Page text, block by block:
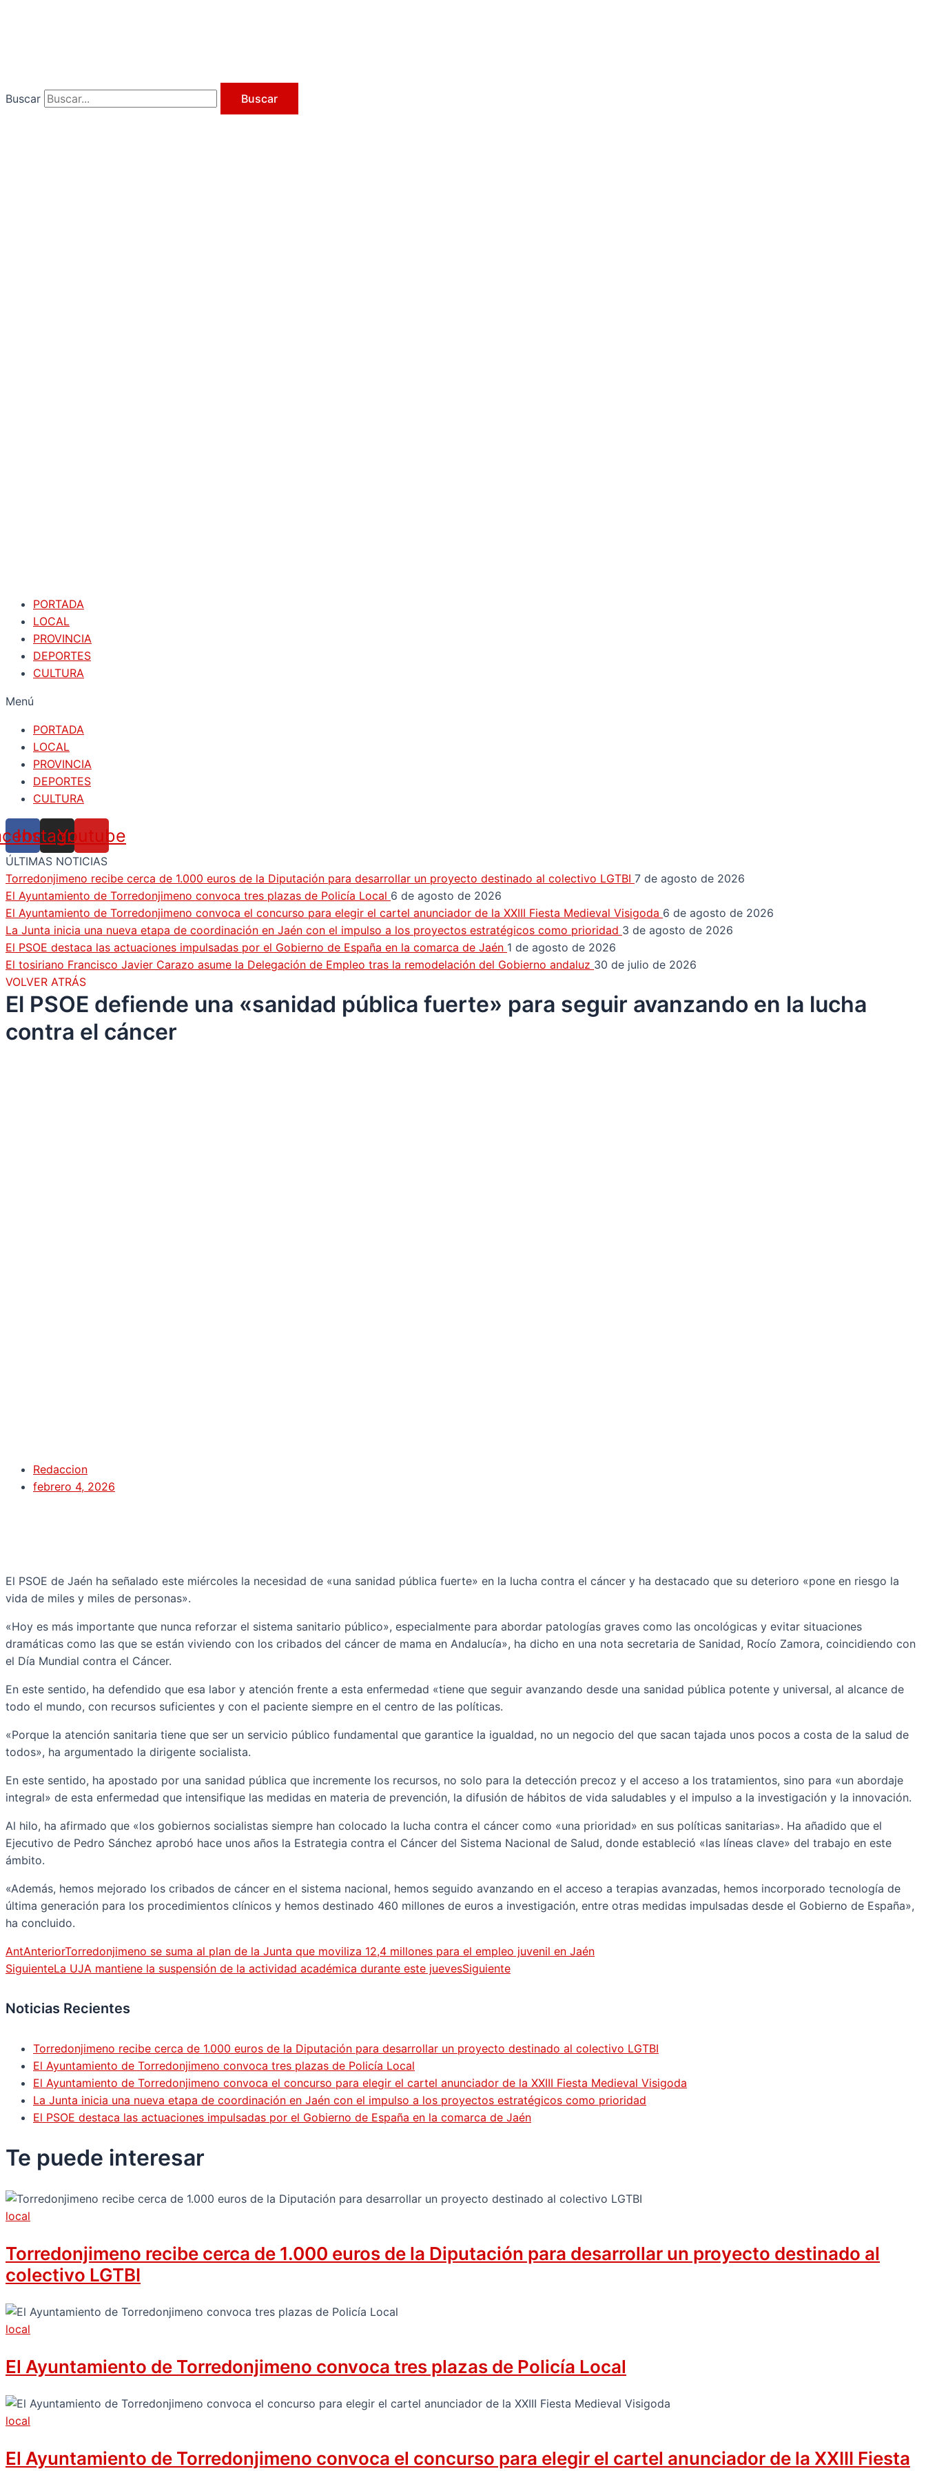
Buscar Buscar
PORTADA
LOCAL
PROVINCIA
DEPORTES
CULTURA
Menú
PORTADA
LOCAL
PROVINCIA
DEPORTES
CULTURA
Instagram
Youtube
ÚLTIMAS NOTICIAS
Torredonjimeno recibe cerca de 1.000 euros de la Diputación para desarrollar un proyecto destinado al colectivo LGTBI 7 de agosto de 2026
El Ayuntamiento de Torredonjimeno convoca tres plazas de Policía Local 6 de agosto de 2026
El Ayuntamiento de Torredonjimeno convoca el concurso para elegir el cartel anunciador de la XXIII Fiesta Medieval Visigoda 6 de agosto de 2026
La Junta inicia una nueva etapa de coordinación en Jaén con el impulso a los proyectos estratégicos como prioridad 3 de agosto de 2026
El PSOE destaca las actuaciones impulsadas por el Gobierno de España en la comarca de Jaén 1 de agosto de 2026
El tosiriano Francisco Javier Carazo asume la Delegación de Empleo tras la remodelación del Gobierno andaluz 30 de julio de 2026
VOLVER ATRÁS
El PSOE defiende una «sanidad pública fuerte» para seguir avanzando en la lucha
contra el cáncer
Redaccion
febrero 4, 2026
El PSOE de Jaén ha señalado este miércoles la necesidad de «una sanidad pública fuerte» en la lucha contra el cáncer y ha destacado que su deterioro «pone en riesgo la
vida de miles y miles de personas».
«Hoy es más importante que nunca reforzar el sistema sanitario público», especialmente para abordar patologías graves como las oncológicas y evitar situaciones
dramáticas como las que se están viviendo con los cribados del cáncer de mama en Andalucía», ha dicho en una nota secretaria de Sanidad, Rocío Zamora, coincidiendo con
el Día Mundial contra el Cáncer.
En este sentido, ha defendido que esa labor y atención frente a esta enfermedad «tiene que seguir avanzando desde una sanidad pública potente y universal, al alcance de
todo el mundo, con recursos suficientes y con el paciente siempre en el centro de las políticas.
«Porque la atención sanitaria tiene que ser un servicio público fundamental que garantice la igualdad, no un negocio del que sacan tajada unos pocos a costa de la salud de
todos», ha argumentado la dirigente socialista.
En este sentido, ha apostado por una sanidad pública que incremente los recursos, no solo para la detección precoz y el acceso a los tratamientos, sino para «un abordaje
integral» de esta enfermedad que intensifique las medidas en materia de prevención, la difusión de hábitos de vida saludables y el impulso a la investigación y la innovación.
Al hilo, ha afirmado que «los gobiernos socialistas siempre han colocado la lucha contra el cáncer como «una prioridad» en sus políticas sanitarias». Ha añadido que el
Ejecutivo de Pedro Sánchez aprobó hace unos años la Estrategia contra el Cáncer del Sistema Nacional de Salud, donde estableció «las líneas clave» del trabajo en este
ámbito.
«Además, hemos mejorado los cribados de cáncer en el sistema nacional, hemos seguido avanzando en el acceso a terapias avanzadas, hemos incorporado tecnología de
última generación para los procedimientos clínicos y hemos destinado 460 millones de euros a investigación, entre otras medidas impulsadas desde el Gobierno de España»,
ha concluido.
AntAnteriorTorredonjimeno se suma al plan de la Junta que moviliza 12,4 millones para el empleo juvenil en Jaén
SiguienteLa UJA mantiene la suspensión de la actividad académica durante este juevesSiguiente
Noticias Recientes
Torredonjimeno recibe cerca de 1.000 euros de la Diputación para desarrollar un proyecto destinado al colectivo LGTBI
El Ayuntamiento de Torredonjimeno convoca tres plazas de Policía Local
El Ayuntamiento de Torredonjimeno convoca el concurso para elegir el cartel anunciador de la XXIII Fiesta Medieval Visigoda
La Junta inicia una nueva etapa de coordinación en Jaén con el impulso a los proyectos estratégicos como prioridad
El PSOE destaca las actuaciones impulsadas por el Gobierno de España en la comarca de Jaén
Te puede interesar
local
Torredonjimeno recibe cerca de 1.000 euros de la Diputación para desarrollar un proyecto destinado al
colectivo LGTBI
local
El Ayuntamiento de Torredonjimeno convoca tres plazas de Policía Local
local
El Ayuntamiento de Torredonjimeno convoca el concurso para elegir el cartel anunciador de la XXIII Fiesta